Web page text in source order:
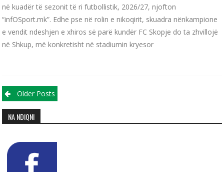
në kuadër të sezonit të ri futbollistik, 2026/27, njofton
“infOSport.mk”. Edhe pse në rolin e nikoqirit, skuadra nënkampione
e vendit ndeshjen e xhiros së parë kundër FC Skopje do ta zhvillojë
në Shkup, më konkretisht në stadiumin kryesor
Posts navigation
Older Posts
NA NDIQNI